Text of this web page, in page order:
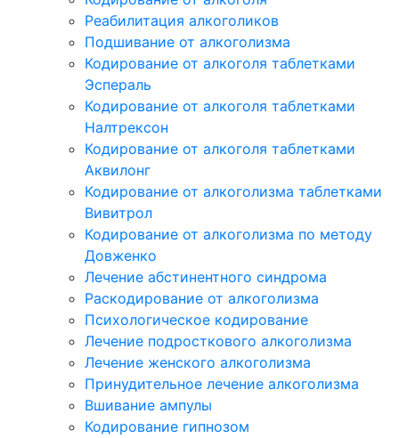
Реабилитация алкоголиков
Подшивание от алкоголизма
Кодирование от алкоголя таблетками
Эспераль
Кодирование от алкоголя таблетками
Налтрексон
Кодирование от алкоголя таблетками
Аквилонг
Кодирование от алкоголизма таблетками
Вивитрол
Кодирование от алкоголизма по методу
Довженко
Лечение абстинентного синдрома
Раскодирование от алкоголизма
Психологическое кодирование
Лечение подросткового алкоголизма
Лечение женского алкоголизма
Принудительное лечение алкоголизма
Вшивание ампулы
Кодирование гипнозом